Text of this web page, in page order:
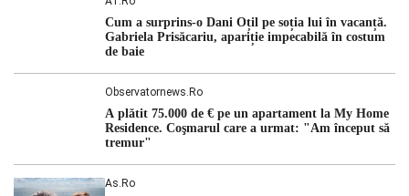
judecătorii de la instanța supremă au […]
Cum a surprins-o Dani Oțil pe soția lui în vacanță.
Gabriela Prisăcariu, apariție impecabilă în costum
de baie
Observatornews.ro
A plătit 75.000 de € pe un apartament la My Home
Residence. Coşmarul care a urmat: "Am început să
tremur"
As.ro